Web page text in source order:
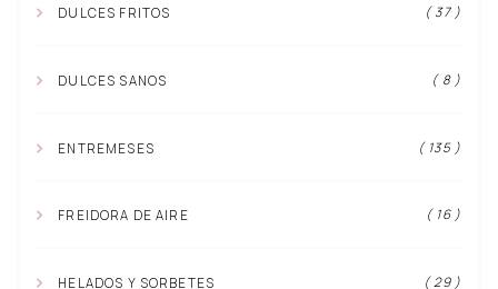
DULCES FRITOS ( 37 )
DULCES SANOS ( 8 )
ENTREMESES ( 135 )
FREIDORA DE AIRE ( 16 )
HELADOS Y SORBETES ( 29 )